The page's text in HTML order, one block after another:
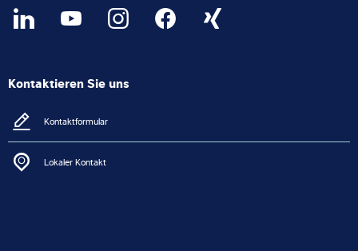
Kontaktieren Sie uns
Kontaktformular
Lokaler Kontakt